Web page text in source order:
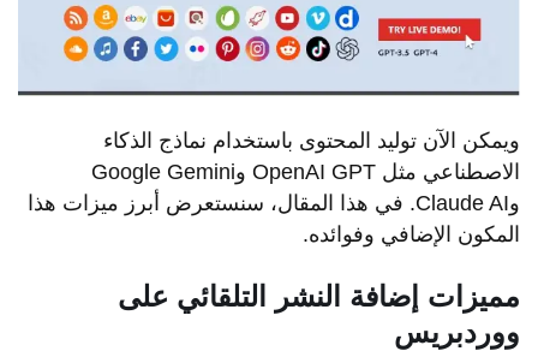
ويمكن الآن توليد المحتوى باستخدام نماذج الذكاء
الاصطناعي مثل OpenAI GPT وGoogle Gemini
وClaude AI. في هذا المقال، سنستعرض أبرز ميزات هذا
المكون الإضافي وفوائده.
مميزات إضافة النشر التلقائي على
ووردبريس